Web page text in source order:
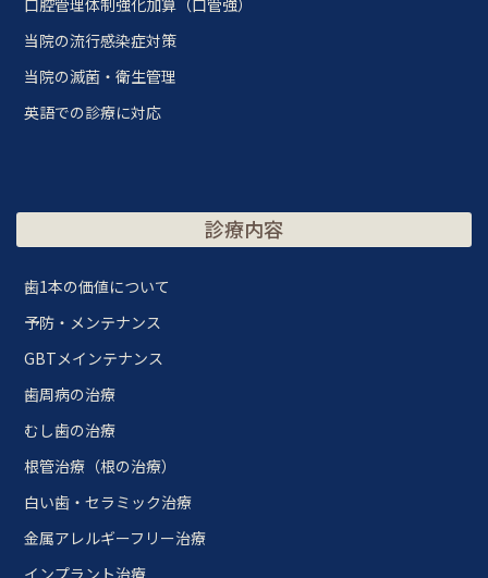
口腔管理体制強化加算（口管強）
当院の流行感染症対策
当院の滅菌・衛生管理
英語での診療に対応
診療内容
歯1本の価値について
予防・メンテナンス
GBTメインテナンス
歯周病の治療
むし歯の治療
根管治療（根の治療）
白い歯・セラミック治療
金属アレルギーフリー治療